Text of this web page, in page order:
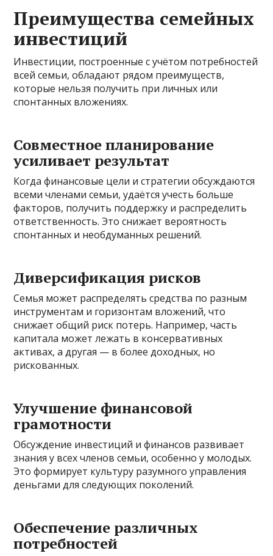
Преимущества семейных
инвестиций
Инвестиции, построенные с учётом потребностей
всей семьи, обладают рядом преимуществ,
которые нельзя получить при личных или
спонтанных вложениях.
Совместное планирование
усиливает результат
Когда финансовые цели и стратегии обсуждаются
всеми членами семьи, удаётся учесть больше
факторов, получить поддержку и распределить
ответственность. Это снижает вероятность
спонтанных и необдуманных решений.
Диверсификация рисков
Семья может распределять средства по разным
инструментам и горизонтам вложений, что
снижает общий риск потерь. Например, часть
капитала может лежать в консервативных
активах, а другая — в более доходных, но
рискованных.
Улучшение финансовой
грамотности
Обсуждение инвестиций и финансов развивает
знания у всех членов семьи, особенно у молодых.
Это формирует культуру разумного управления
деньгами для следующих поколений.
Обеспечение различных
потребностей